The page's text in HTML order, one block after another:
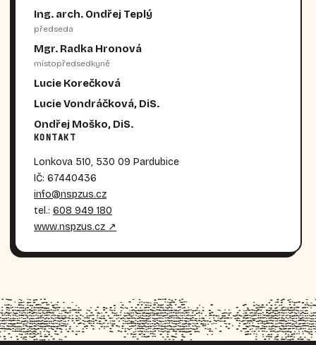
Ing. arch. Ondřej Teplý
předseda
Mgr. Radka Hronová
místopředsedkyně
Lucie Korečková
Lucie Vondráčková, DiS.
Ondřej Moško, DiS.
KONTAKT
Lonkova 510, 530 09 Pardubice
IČ: 67440436
info@nspzus.cz
tel.: 608 949 180
www.nspzus.cz ↗